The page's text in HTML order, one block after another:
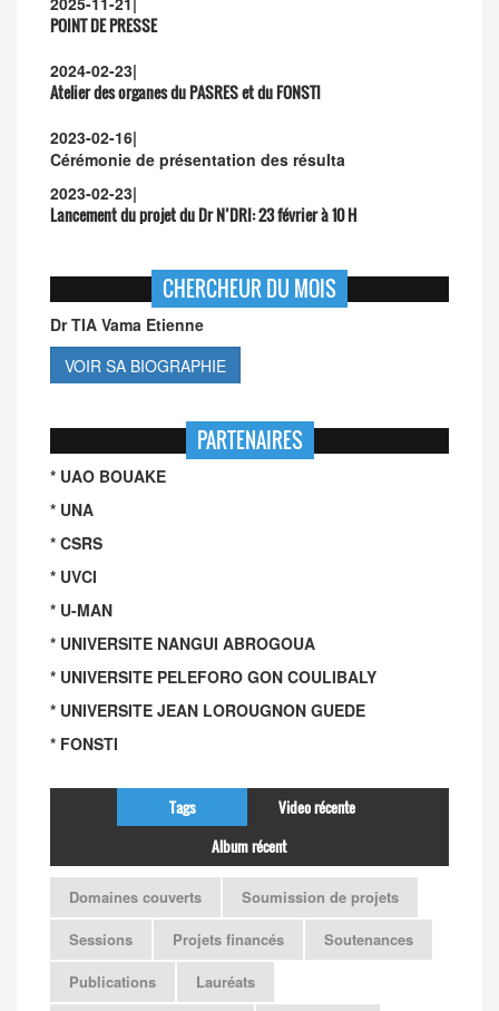
POINT DE PRESSE
2024-02-23|
Atelier des organes du PASRES et du FONSTI
2023-02-16|
Cérémonie de présentation des résulta
2023-02-23|
Lancement du projet du Dr N’DRI:23 février à 10 H
CHERCHEUR DU MOIS
Dr TIA Vama Etienne
VOIR SA BIOGRAPHIE
PARTENAIRES
* UAO BOUAKE
* UNA
* CSRS
* UVCI
* U-MAN
* UNIVERSITE NANGUI ABROGOUA
* UNIVERSITE PELEFORO GON COULIBALY
* UNIVERSITE JEAN LOROUGNON GUEDE
* FONSTI
Tags
Video récente
Album récent
Domaines couverts
Soumission de projets
Sessions
Projets financés
Soutenances
Publications
Lauréats